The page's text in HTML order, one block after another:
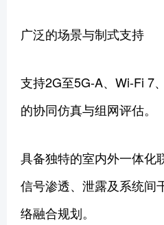
广泛的场景与制式支持
支持2G至5G-A、Wi-Fi 7
的协同仿真与组网评估。
具备独特的室内外一体化
信号渗透、泄露及系统间
络融合规划。